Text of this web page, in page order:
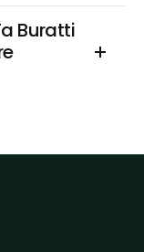
Buratti